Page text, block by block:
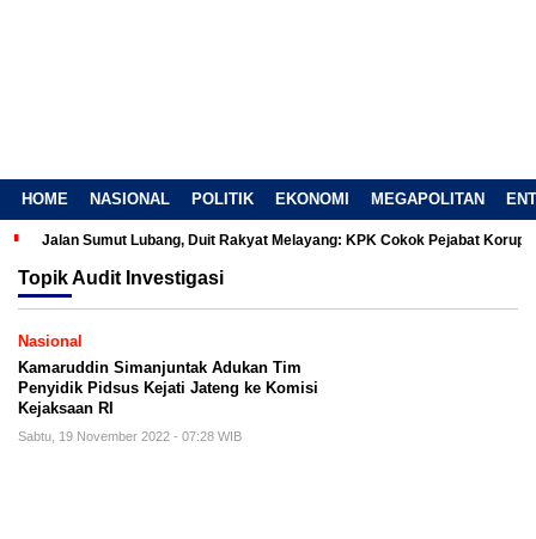
HOME NASIONAL POLITIK EKONOMI MEGAPOLITAN
Jalan Sumut Lubang, Duit Rakyat Melayang: KPK Cokok Pejabat Korup
TopikAudit Investigasi
Nasional
Kamaruddin Simanjuntak Adukan Tim
Penyidik Pidsus Kejati Jateng ke Komisi
Kejaksaan RI
Sabtu, 19 November 2022 - 07:28 WIB